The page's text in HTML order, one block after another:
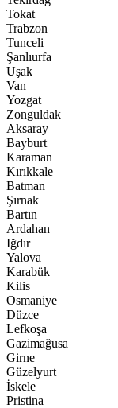
Tokat
Trabzon
Tunceli
Şanlıurfa
Uşak
Van
Yozgat
Zonguldak
Aksaray
Bayburt
Karaman
Kırıkkale
Batman
Şırnak
Bartın
Ardahan
Iğdır
Yalova
Karabük
Kilis
Osmaniye
Düzce
Lefkoşa
Gazimağusa
Girne
Güzelyurt
İskele
Pristina